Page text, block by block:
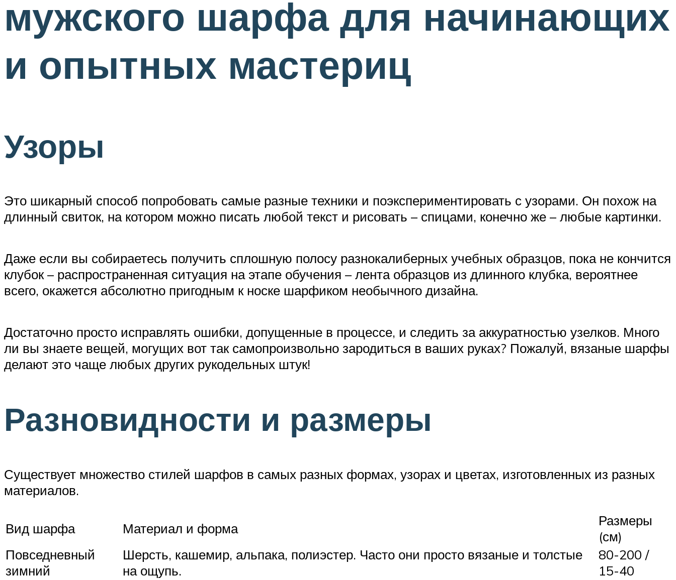
мужского шарфа для начинающих
и опытных мастериц
Узоры
Это шикарный способ попробовать самые разные техники и поэкспериментировать с узорами. Он похож на
длинный свиток, на котором можно писать любой текст и рисовать – спицами, конечно же – любые картинки.
Даже если вы собираетесь получить сплошную полосу разнокалиберных учебных образцов, пока не кончится
клубок – распространенная ситуация на этапе обучения – лента образцов из длинного клубка, вероятнее
всего, окажется абсолютно пригодным к носке шарфиком необычного дизайна.
Достаточно просто исправлять ошибки, допущенные в процессе, и следить за аккуратностью узелков. Много
ли вы знаете вещей, могущих вот так самопроизвольно зародиться в ваших руках? Пожалуй, вязаные шарфы
делают это чаще любых других рукодельных штук!
Разновидности и размеры
Существует множество стилей шарфов в самых разных формах, узорах и цветах, изготовленных из разных
материалов.
Вид шарфа Материал и форма
Размеры
(см)
Повседневный
зимний
Шерсть, кашемир, альпака, полиэстер. Часто они просто вязаные и толстые
на ощупь.
80-200 /
15-40